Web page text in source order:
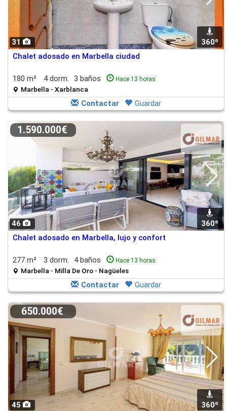
31 360º
Chalet adosado en Marbella ciudad
180 m² 4 dorm. 3 baños Hace 13 horas
Marbella - Xarblanca
Contactar Guardar
46 360º
1.590.000€
Chalet adosado en Marbella, lujo y confort
277 m² 3 dorm. 4 baños Hace 13 horas
Marbella - Milla De Oro - Nagüeles
Contactar Guardar
45 360º
650.000€